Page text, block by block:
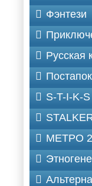
Фэнтези
Русская
S-T-I-K-S
МЕТРО